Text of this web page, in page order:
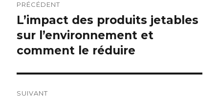
de
l’article
PRÉCÉDENT
Publication
précédente :
L’impact des produits jetables
sur l’environnement et
comment le réduire
SUIVANT